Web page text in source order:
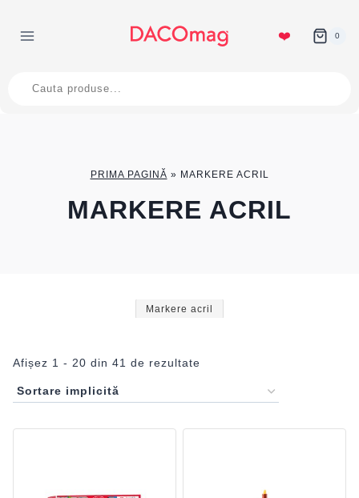
content
❤️ 0
search
PRIMA PAGINĂ » MARKERE ACRIL
MARKERE ACRIL
Afișez 1 - 20 din 41 de rezultate
Markere acril